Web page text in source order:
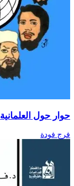
حوار حول العلمانية
فرج فودة